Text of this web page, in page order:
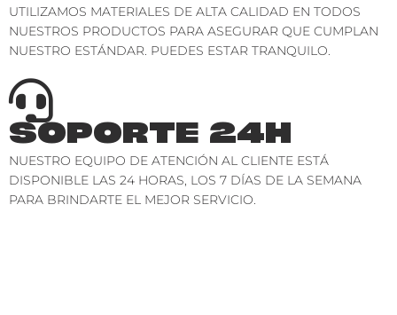
UTILIZAMOS MATERIALES DE ALTA CALIDAD EN TODOS
NUESTROS PRODUCTOS PARA ASEGURAR QUE CUMPLAN
NUESTRO ESTÁNDAR. PUEDES ESTAR TRANQUILO.
SOPORTE 24H
NUESTRO EQUIPO DE ATENCIÓN AL CLIENTE ESTÁ
DISPONIBLE LAS 24 HORAS, LOS 7 DÍAS DE LA SEMANA
PARA BRINDARTE EL MEJOR SERVICIO.